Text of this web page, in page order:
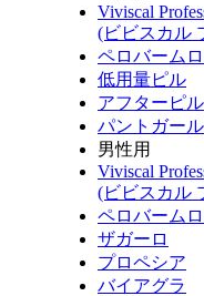
Viviscal
(ビビスカル
ペロバーム
低用量ピル
アフターピル
パントガール
男性用
Viviscal
(ビビスカル
ペロバーム
ザガーロ
プロペシア
バイアグラ